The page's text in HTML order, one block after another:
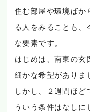
住む部屋や環境ばか
る人をみることも
な要素です。
はじめは、南東の玄
細かな希望がありま
しかし、２週間ほ
ういう条件はなしに